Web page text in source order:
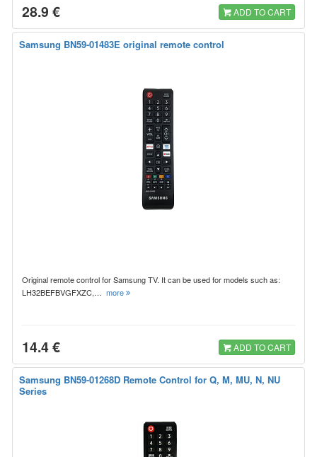
28.9 € ADD TO CART
Samsung BN59-01483E original remote control
Original remote control for Samsung TV. It can be used for models such as:
LH32BEFBVGFXZC,… more
14.4 € ADD TO CART
Samsung BN59-01268D Remote Control for Q, M, MU, N, NU
Series